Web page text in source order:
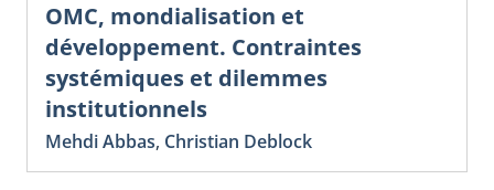
OMC, mondialisation et
développement. Contraintes
systémiques et dilemmes
institutionnels
Mehdi Abbas, Christian Deblock